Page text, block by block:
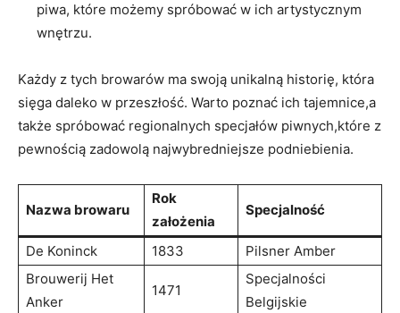
⁢piwa, które możemy spróbować w ich artystycznym
wnętrzu.
Każdy​ z tych browarów ma swoją unikalną historię, która
sięga daleko w⁤ przeszłość. ⁢Warto poznać ich tajemnice,a
także‍ spróbować regionalnych ‌specjałów piwnych,które z⁤
pewnością ⁣zadowolą najwybredniejsze ‌podniebienia.
Nazwa browaru
Rok
założenia
Specjalność
De Koninck 1833
Pilsner Amber
Brouwerij Het
Anker
1471
Specjalności
Belgijskie